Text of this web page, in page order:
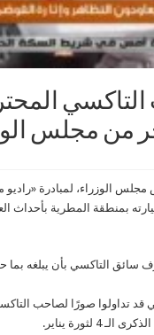
من مجلس
مجلس الوزراء، لمبادرة
التاكسي بأن يبلغه بما
قد تداولوا صورًا لصاحب
لثورة يناير.